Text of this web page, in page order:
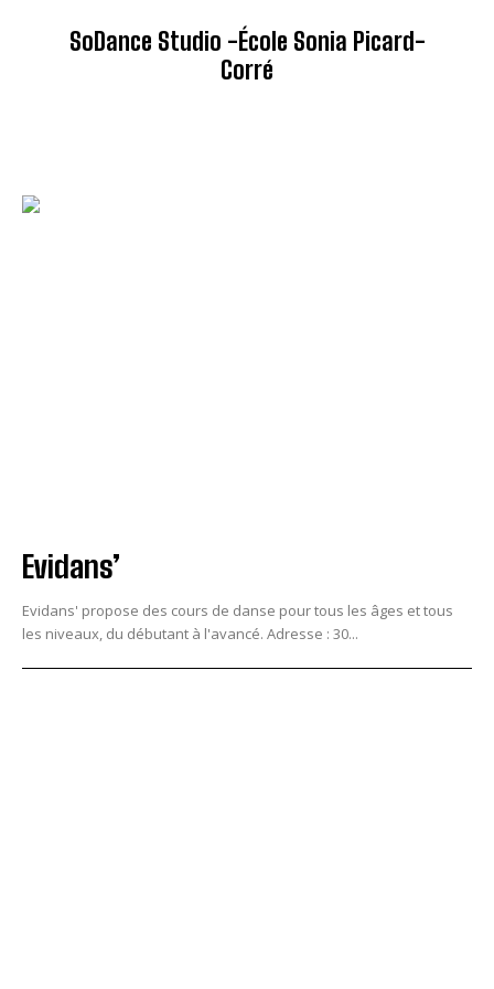
SoDance Studio -École Sonia Picard-
Corré
Evidans’
Evidans' propose des cours de danse pour tous les âges et tous
les niveaux, du débutant à l'avancé. Adresse : 30...